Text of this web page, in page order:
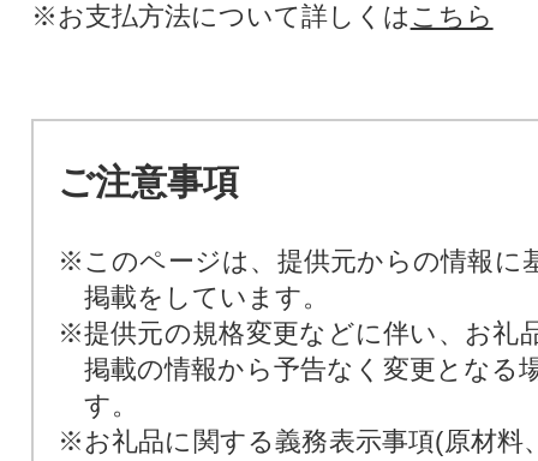
※お支払方法について詳しくは こちら
ご注意事項
※このページは、提供元からの情報に
掲載をしています。
※提供元の規格変更などに伴い、お礼
掲載の情報から予告なく変更となる
す。
※お礼品に関する義務表示事項(原材料